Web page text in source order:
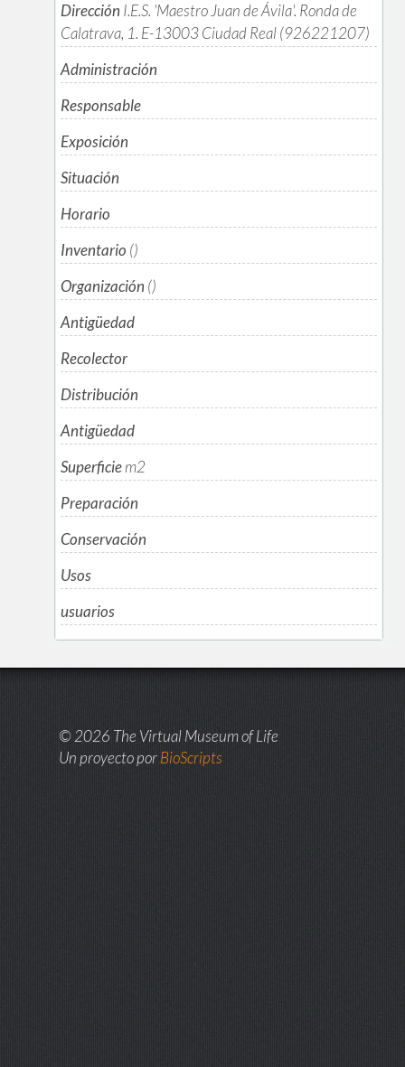
Dirección I.E.S. 'Maestro Juan de Ávila'. Ronda de
Calatrava, 1. E-13003 Ciudad Real (926221207)
Administración
Responsable
Exposición
Situación
Horario
Inventario ()
Organización ()
Antigüedad
Recolector
Distribución
Antigüedad
Superficiem2
Preparación
Conservación
Usos
usuarios
© 2026 The Virtual Museum of Life
Un proyecto porBioScripts